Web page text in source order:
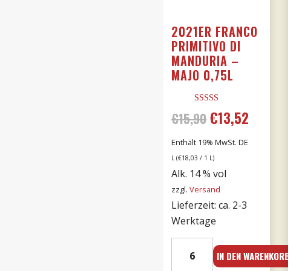
2021ER FRANCO
PRIMITIVO DI
MANDURIA –
MAJO 0,75L
5.00
von 5
€15,90 Ursprünglicher
Preis
war:
€15,90
€13,52
Enthält 19% MwSt. DE
L (€18,03 / 1 L)
Alk. 14 % vol
zzgl.Versand
Lieferzeit: ca. 2-3
Werktage
Franco
IN DEN WARENKORB